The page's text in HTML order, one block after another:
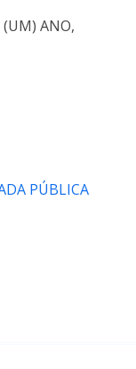
(UM) ANO,
PÚBLICA